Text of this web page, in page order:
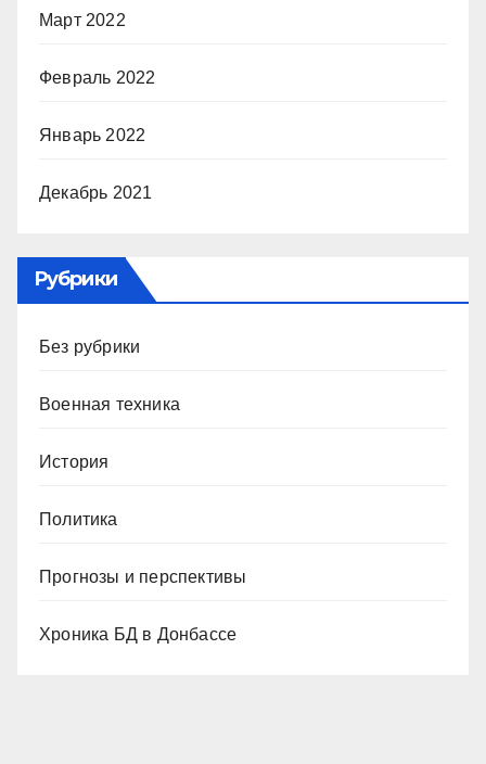
Март 2022
Февраль 2022
Январь 2022
Декабрь 2021
Рубрики
Без рубрики
Военная техника
История
Политика
Прогнозы и перспективы
Хроника БД в Донбассе